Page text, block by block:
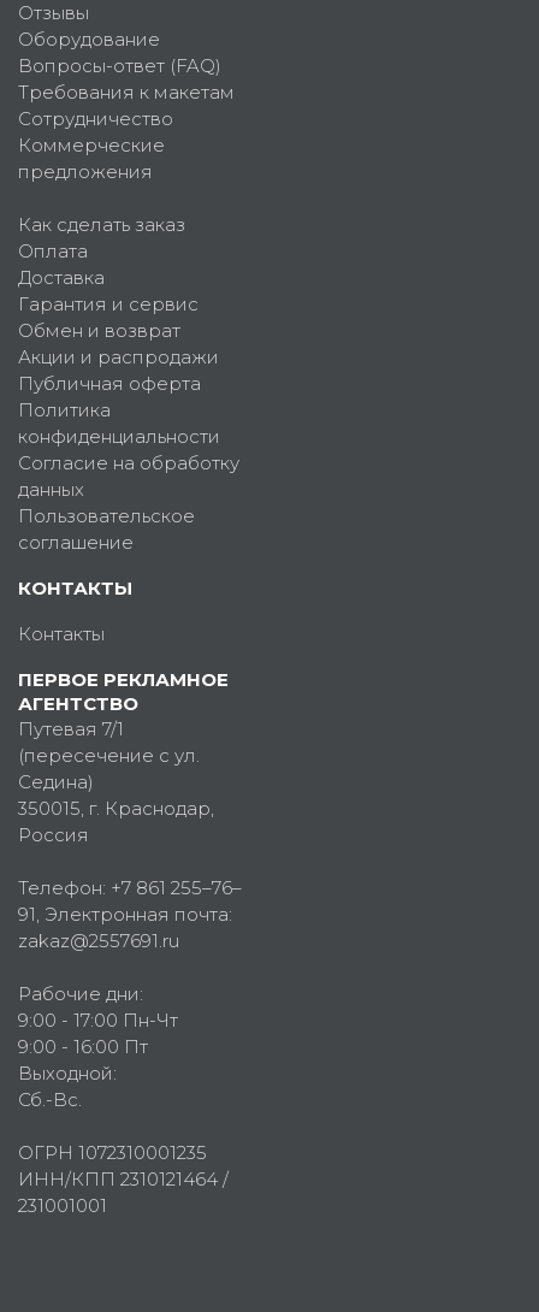
Отзывы
Оборудование
Вопросы-ответ (FAQ)
Требования к макетам
Сотрудничество
Коммерческие
предложения
Как сделать заказ
Оплата
Доставка
Гарантия и сервис
Обмен и возврат
Акции и распродажи
Публичная оферта
Политика
конфиденциальности
Согласие на обработку
данных
Пользовательское
соглашение
КОНТАКТЫ
Контакты
ПЕРВОЕ РЕКЛАМНОЕ
АГЕНТСТВО
Путевая 7/1
(пересечение с ул.
Седина)
350015, г. Краснодар,
Россия
Телефон: +7 861 255–76–
91, Электронная почта:
zakaz@2557691.ru
Рабочие дни:
9:00 - 17:00 Пн-Чт
9:00 - 16:00 Пт
Выходной:
Сб.-Вс.
ОГРН 1072310001235
ИНН/КПП 2310121464 /
231001001